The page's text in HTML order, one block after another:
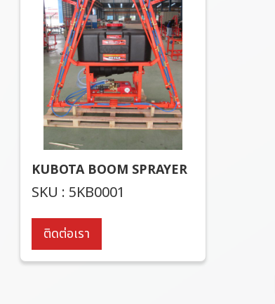
KUBOTA BOOM SPRAYER
SKU : 5KB0001
ติดต่อเรา